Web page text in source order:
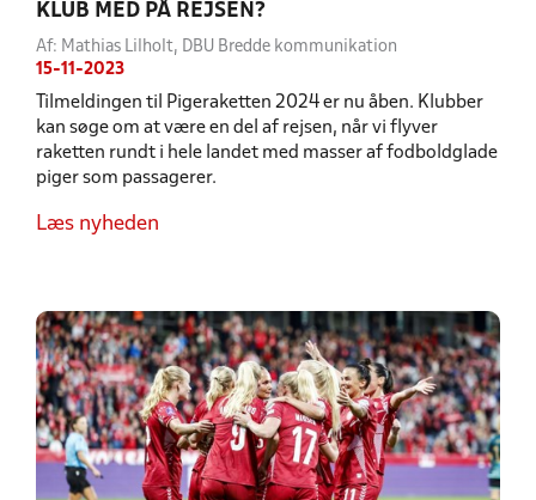
KLUB MED PÅ REJSEN?
Af: Mathias Lilholt, DBU Bredde kommunikation
15-11-2023
Tilmeldingen til Pigeraketten 2024 er nu åben. Klubber
kan søge om at være en del af rejsen, når vi flyver
raketten rundt i hele landet med masser af fodboldglade
piger som passagerer.
Læs nyheden